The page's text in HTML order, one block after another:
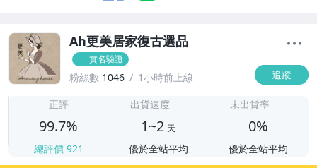
Ah更美居家復古選品
實名驗證
粉絲數 1046 1小時前上線 追蹤
正評
99.7%
總評價 921
出貨速度
1~2 天
優於全站平均
未出貨率
0%
優於全站平均